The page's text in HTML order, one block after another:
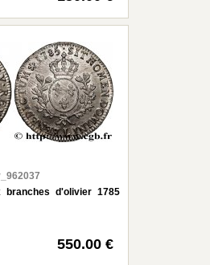
branches d'olivier 1785
550.00 €